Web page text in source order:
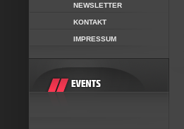
NEWSLETTER
KONTAKT
IMPRESSUM